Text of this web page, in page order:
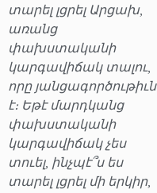
տարել լցրել Արցախ,
առանց
փախստականի
կարգավիճակ տալու,
որը յանցագործութիւն
է։ Եթէ մարդկանց
փախստականի
կարգավիճակ չես
տուել, ինչպէ՞ս ես
տարել լցրել մի երկիր,